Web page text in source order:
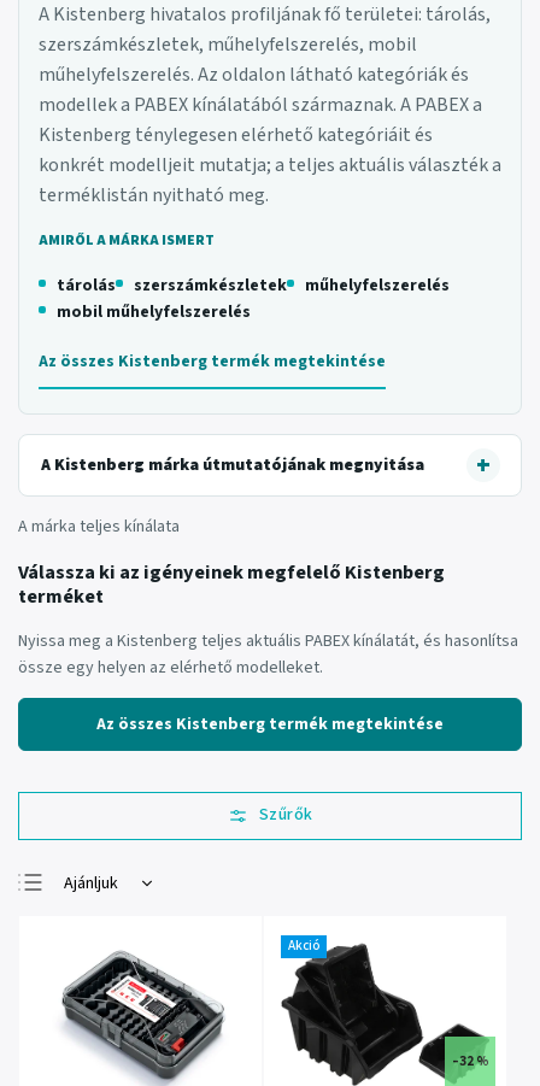
A Kistenberg hivatalos profiljának fő területei: tárolás,
szerszámkészletek, műhelyfelszerelés, mobil
műhelyfelszerelés. Az oldalon látható kategóriák és
modellek a PABEX kínálatából származnak. A PABEX a
Kistenberg ténylegesen elérhető kategóriáit és
konkrét modelljeit mutatja; a teljes aktuális választék a
terméklistán nyitható meg.
AMIRŐL A MÁRKA ISMERT
tárolás szerszámkészletek
műhelyfelszerelés
mobil műhelyfelszerelés
Az összes Kistenberg termék megtekintése
A Kistenberg márka útmutatójának megnyitása
A márka teljes kínálata
Válassza ki az igényeinek megfelelő Kistenberg
terméket
Nyissa meg a Kistenberg teljes aktuális PABEX kínálatát, és hasonlítsa
össze egy helyen az elérhető modelleket.
Az összes Kistenberg termék megtekintése
Ajánljuk
Legdrágább
Legnépszerűbb
termékek
ABC szerint
Akció
–32 %